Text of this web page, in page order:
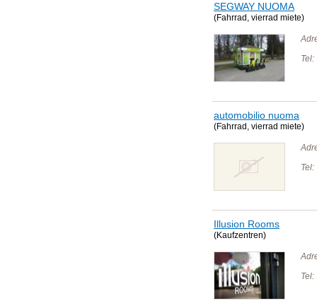
SEGWAY NUOMA
(Fahrrad, vierrad miete)
Tel:
automobilio nuoma
(Fahrrad, vierrad miete)
Tel:
Illusion Rooms
(Kaufzentren)
Tel: